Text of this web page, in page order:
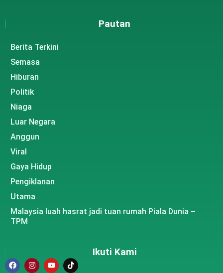
Pautan
Berita Terkini
Semasa
Hiburan
Politik
Niaga
Luar Negara
Anggun
Viral
Gaya Hidup
Pengiklanan
Utama
Malaysia luah hasrat jadi tuan rumah Piala Dunia –
TPM
Ikuti Kami